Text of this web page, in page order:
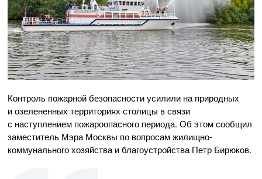
Контроль пожарной безопасности усилили на природных
и озелененных территориях столицы в связи
с наступлением пожароопасного периода. Об этом сообщил
заместитель Мэра Москвы по вопросам жилищно-
коммунального хозяйства и благоустройства Петр Бирюков.